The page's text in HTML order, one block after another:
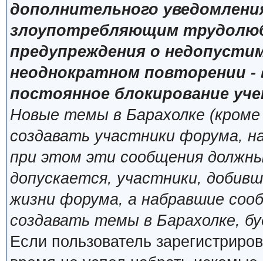
дополнительного
злоупотребляющим
предупреждения о
неоднократном повторении
постоянное блокирование
Новые темы в Барахолке
создавать участники форума,
при этом эти сообщения
допускается, участники,
жизни форума, а набравшие
создавать темы в Барахолке,
Если пользователь